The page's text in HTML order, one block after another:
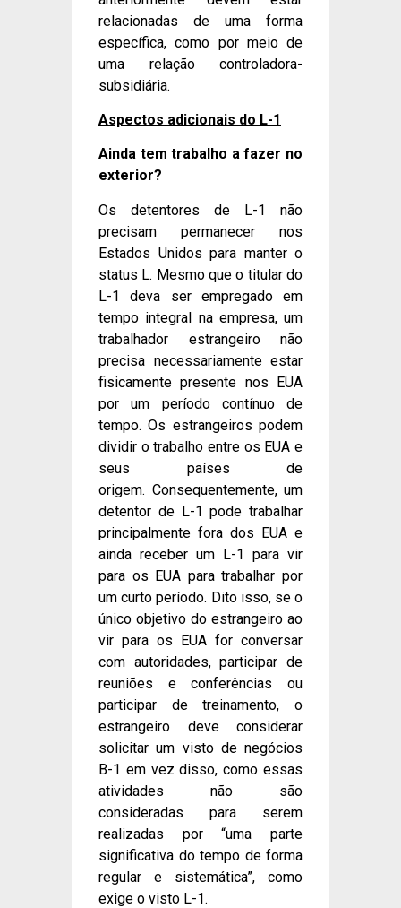
relacionadas de uma forma
específica, como por meio de
uma relação controladora-
subsidiária.
Aspectos adicionais do L-1
Ainda tem trabalho a fazer no
exterior?
Os detentores de L-1 não
precisam permanecer nos
Estados Unidos para manter o
status L. Mesmo que o titular do
L-1 deva ser empregado em
tempo integral na empresa, um
trabalhador estrangeiro não
precisa necessariamente estar
fisicamente presente nos EUA
por um período contínuo de
tempo. Os estrangeiros podem
dividir o trabalho entre os EUA e
seus países de
origem. Consequentemente, um
detentor de L-1 pode trabalhar
principalmente fora dos EUA e
ainda receber um L-1 para vir
para os EUA para trabalhar por
um curto período. Dito isso, se o
único objetivo do estrangeiro ao
vir para os EUA for conversar
com autoridades, participar de
reuniões e conferências ou
participar de treinamento, o
estrangeiro deve considerar
solicitar um visto de negócios
B-1 em vez disso, como essas
atividades não são
consideradas para serem
realizadas por “uma parte
significativa do tempo de forma
regular e sistemática”, como
exige o visto L-1.